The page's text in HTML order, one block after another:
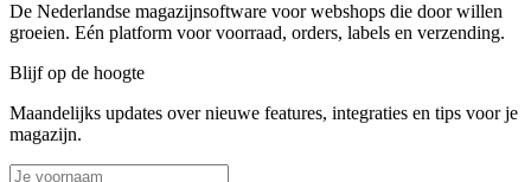
De Nederlandse magazijnsoftware voor webshops die door willen
groeien. Eén platform voor voorraad, orders, labels en verzending.
Blijf op de hoogte
Maandelijks updates over nieuwe features, integraties en tips voor je
magazijn.